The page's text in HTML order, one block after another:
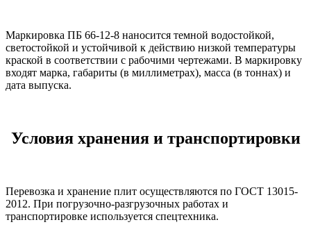
Маркировка ПБ 66-12-8 наносится темной водостойкой,
светостойкой и устойчивой к действию низкой температуры
краской в соответствии с рабочими чертежами. В маркировку
входят марка, габариты (в миллиметрах), масса (в тоннах) и
дата выпуска.
Условия хранения и транспортировки
Перевозка и хранение плит осуществляются по ГОСТ 13015-
2012. При погрузочно-разгрузочных работах и
транспортировке используется спецтехника.